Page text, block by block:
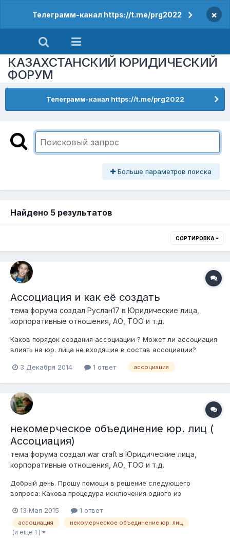
Телеграмм-канал https://t.me/prg2022 ×
КАЗАХСТАНСКИЙ ЮРИДИЧЕСКИЙ
ФОРУМ
Телеграмм-канал https://t.me/prg2022
Больше параметров поиска
Найдено 5 результатов
СОРТИРОВКА
Ассоциация и как её создать
тема форума создал Руслан17 в Юридические лица,
корпоративные отношения, АО, ТОО и т.д.
Каков порядок создания ассоциации ? Может ли ассоциация
влиять на юр. лица не входящие в состав ассоциации?
"ассоциация"?
3 Декабря 2014 1 ответ ассоциация
некомерческое объединение юр. лиц (
Ассоциация)
тема форума создал war craft в Юридические лица,
корпоративные отношения, АО, ТОО и т.д.
Добрый день. Прошу помощи в решение следующего
вопроса: Какова процедура исключения одного из
введение другого (юр.лицо)
13 Мая 2015 1 ответ
ассоциация некомерческое объединение юр. лиц
(и еще 1 )